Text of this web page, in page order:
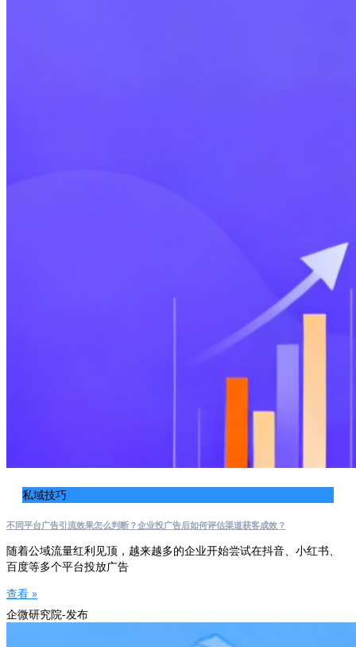
私域技巧
不同平台广告引流效果怎么判断？企业投广告后如何评估渠道获客成效？
随着公域流量红利见顶，越来越多的企业开始尝试在抖音、小红书、
百度等多个平台投放广告
查看 »
企微研究院-发布